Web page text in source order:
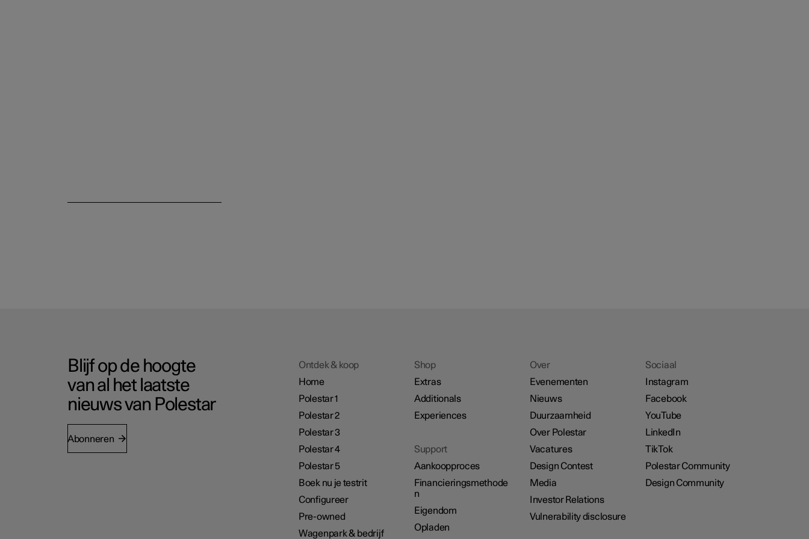
Blijf op de hoogte
van al het laatste
nieuws van Polestar
Abonneren
Ontdek & koop
Home
Polestar 1
Polestar 2
Polestar 3
Polestar 4
Polestar 5
Boek nu je testrit
Configureer
Pre-owned
Wagenpark & bedrijf
Shop
Extras
Additionals
Experiences
Support
Aankoopproces
Financieringsmethode
n
Eigendom
Opladen
Over
Evenementen
Nieuws
Duurzaamheid
Over Polestar
Vacatures
Design Contest
Media
Investor Relations
Vulnerability disclosure
Sociaal
Instagram
Facebook
YouTube
LinkedIn
TikTok
Polestar Community
Design Community